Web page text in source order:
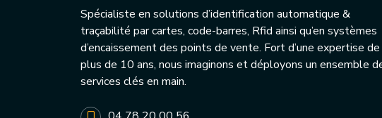
Spécialiste en solutions d’identification automatique &
traçabilité par cartes, code-barres, Rfid ainsi qu’en systèmes
d’encaissement des points de vente. Fort d’une expertise de
plus de 10 ans, nous imaginons et déployons un ensemble
services clés en main.